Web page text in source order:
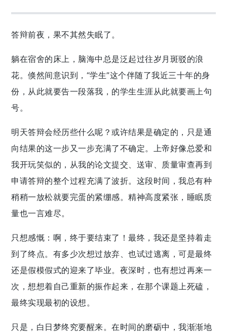
答辩前夜，果不其然失眠了。
躺在宿舍的床上，脑海中总是泛起过往岁月斑驳的浪
花。倏然间意识到，“学生”这个伴随了我近三十年的身
份，从此就要告一段落我，的学生生涯从此就要画上句
号。
明天答辩会经历些什么呢？或许结果是确定的，只是通
向结果的这一步又一步充满了不确定。上帝好像总爱和
我开玩笑似的，从我的论文提交、送审、质量审查再到
申请答辩的整个过程充满了波折。这段时间，我总有种
稍稍一放松就要完蛋的紧绷感。精神高度紧张，睡眠质
量也一言难尽。
只想感慨：啊，终于要结束了！最终，我还是坚持着走
到了终点。有多少次想过放弃、也试过逃离，可是最终
还是假模假式的迎来了毕业。夜深时，也有想过再来一
次，想想着自己重新的振作起来，在那个课题上死磕，
最终实现最初的设想。
只是，白日梦终究要醒来。在时间的磨砺中，我渐渐地